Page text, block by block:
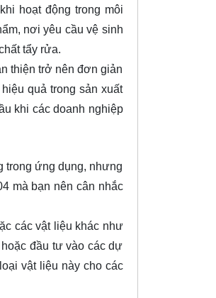
hoạt động trong môi
nơi yêu cầu vệ sinh
tẩy rửa.
thiện trở nên đơn giản
quả trong sản xuất
khi các doanh nghiệp
trong ứng dụng, nhưng
mà bạn nên cân nhắc
các vật liệu khác như
đầu tư vào các dự
vật liệu này cho các